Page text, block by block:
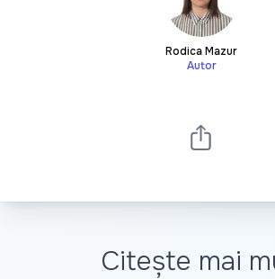
Rodica Mazur
Autor
Citește mai